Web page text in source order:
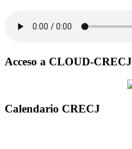
Acceso a CLOUD-CRECJ
Calendario CRECJ